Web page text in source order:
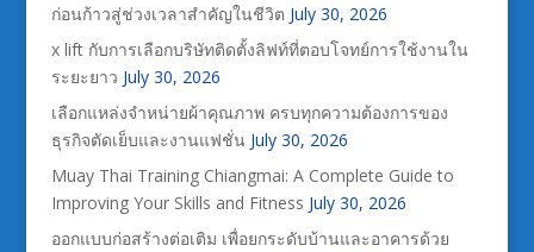
ก่อนก้าวสู่ช่วงเวลาสำคัญในชีวิต July 30, 2026
x lift กับการเลือกบริษัทติดตั้งลิฟท์ที่ตอบโจทย์การใช้งานใน
ระยะยาว July 30, 2026
เลือกแหล่งจำหน่ายผ้าคุณภาพ ครบทุกความต้องการของ
ธุรกิจตัดเย็บและงานแฟชั่น July 30, 2026
Muay Thai Training Chiangmai: A Complete Guide to
Improving Your Skills and Fitness July 30, 2026
ออกแบบก่อสร้างต่อเติม เพื่อยกระดับบ้านและอาคารด้วย